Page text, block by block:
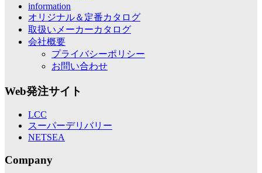
information
オリジナル＆定番カタログ
取扱いメーカーカタログ
会社概要
プライバシーポリシー
お問い合わせ
Web発注サイト
LCC
スーパーデリバリー
NETSEA
Company